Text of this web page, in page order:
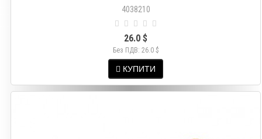
4038210
26.0 $
Без ПДВ: 26.0 $
КУПИТИ